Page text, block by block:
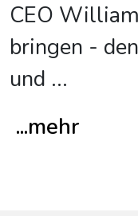
CEO
bringen -
und ...
...mehr